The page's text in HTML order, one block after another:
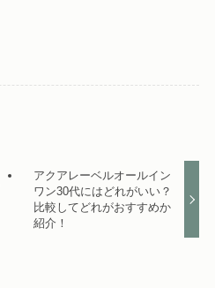
アクアレーベルオールイン
ワン30代にはどれがいい？
比較してどれがおすすめか
紹介！